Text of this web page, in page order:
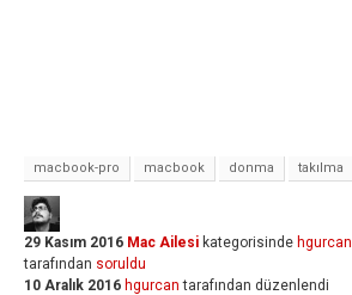
macbook-pro macbook donma takılma
29 Kasım 2016 Mac Ailesi kategorisinde hgurcan
tarafından soruldu
10 Aralık 2016 hgurcan tarafından düzenlendi